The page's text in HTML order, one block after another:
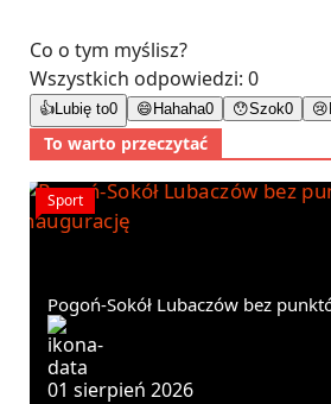
Co o tym myślisz?
Wszystkich odpowiedzi: 0
👍Lubię to0 😄Hahaha0 😯Szok0 😢
To warto przeczytać
Sport
Pogoń-Sokół Lubaczów bez
01 sierpień 2026